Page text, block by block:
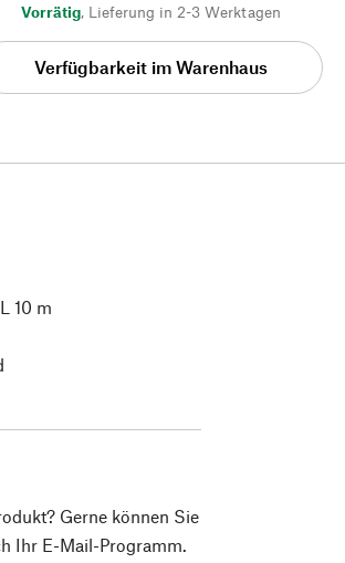
Vorrätig, Lieferung in 2-3 Werktagen
Verfügbarkeit im Warenhaus
10 m
Gerne können Sie
Ihr E-Mail-Programm.